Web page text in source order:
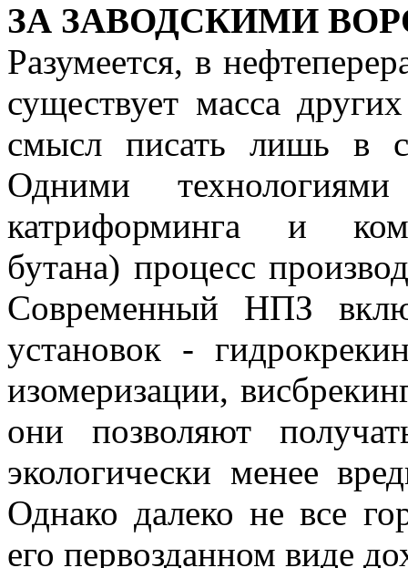
ЗА ЗАВОДСКИМИ
Разумеется, в
существует масса
смысл писать лишь в
Одними технологиями
катриформинга и
бутана) процесс
Современный НПЗ
установок -
изомеризации,
они позволяют
экологически менее
Однако далеко не все
его первозданном виде